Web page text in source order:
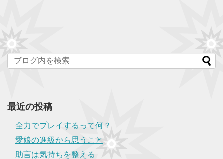
最近の投稿
全力でプレイするって何？
愛娘の進級から思うこと
助言は気持ちを整える